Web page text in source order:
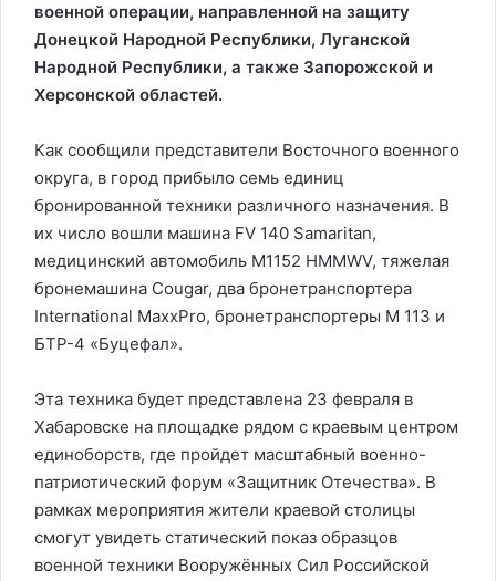
военной операции, направленной на защиту
Донецкой Народной Республики, Луганской
Народной Республики, а также Запорожской и
Херсонской областей.
Как сообщили представители Восточного военного
округа, в город прибыло семь единиц
бронированной техники различного назначения. В
их число вошли машина FV 140 Samaritan,
медицинский автомобиль M1152 HMMWV, тяжелая
бронемашина Cougar, два бронетранспортера
International MaxxPro, бронетранспортеры M 113 и
БТР-4 «Буцефал».
Эта техника будет представлена 23 февраля в
Хабаровске на площадке рядом с краевым центром
единоборств, где пройдет масштабный военно-
патриотический форум «Защитник Отечества». В
рамках мероприятия жители краевой столицы
смогут увидеть статический показ образцов
военной техники Вооружённых Сил Российской